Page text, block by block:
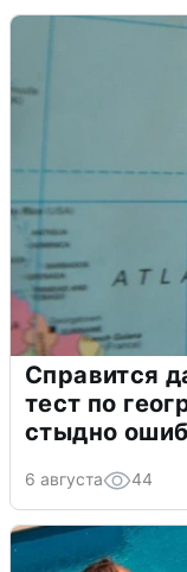
Справится
тест по
стыдно
6 августа 44